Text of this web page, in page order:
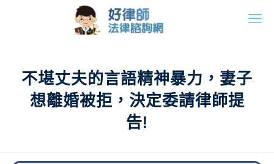
不堪丈夫的言語精神暴力，妻子
想離婚被拒，決定委請律師提
告!